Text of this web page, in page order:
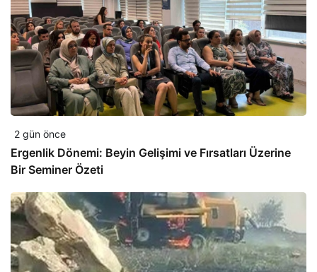
2 gün önce
Ergenlik Dönemi: Beyin Gelişimi ve Fırsatları Üzerine
Bir Seminer Özeti